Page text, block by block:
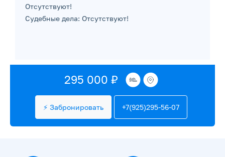
Отсутствуют!
Судебные дела: Отсутствуют!
295 000 ₽
⚡ Забронировать +7(925)295-56-07